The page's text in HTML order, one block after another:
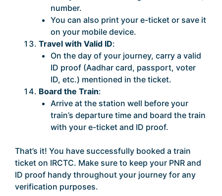
number.
You can also print your e-ticket or save it
on your mobile device.
Travel with Valid ID:
On the day of your journey, carry a valid
ID proof (Aadhar card, passport, voter
ID, etc.) mentioned in the ticket.
Board the Train:
Arrive at the station well before your
train’s departure time and board the train
with your e-ticket and ID proof.
That’s it! You have successfully booked a train
ticket on IRCTC. Make sure to keep your PNR and
ID proof handy throughout your journey for any
verification purposes.